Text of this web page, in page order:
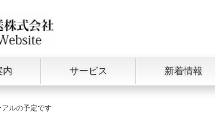
内 サービス 新着情報
ルの予定です